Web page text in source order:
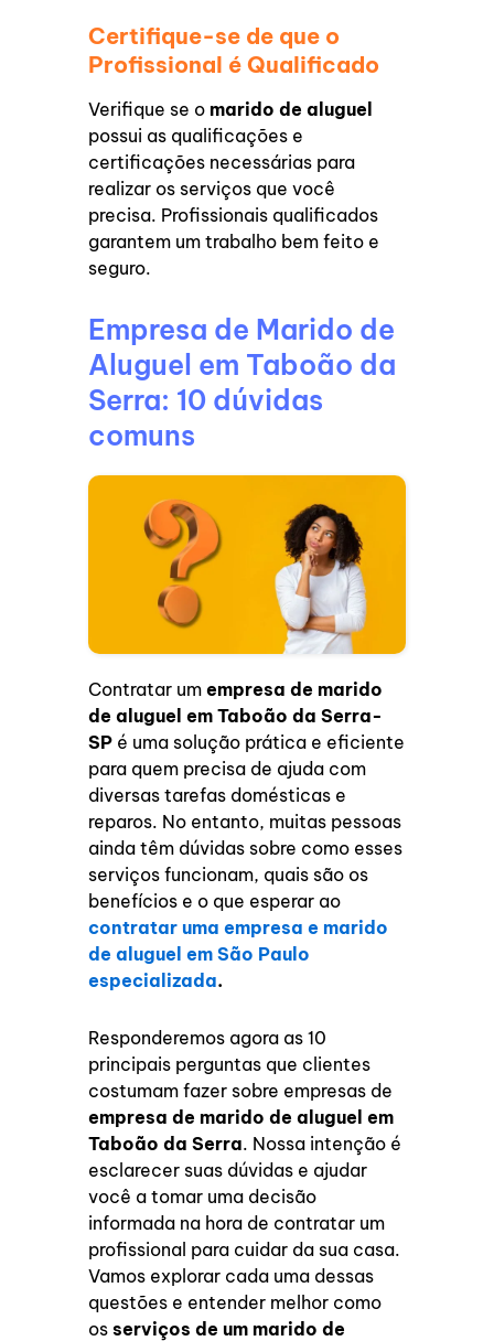
Certifique-se de que o
Profissional é Qualificado
Verifique se o marido de aluguel
possui as qualificações e
certificações necessárias para
realizar os serviços que você
precisa. Profissionais qualificados
garantem um trabalho bem feito e
seguro.
Empresa de Marido de
Aluguel em Taboão da
Serra: 10 dúvidas
comuns
Contratar umempresa de marido
de aluguel em Taboão da Serra-
SP é uma solução prática e eficiente
para quem precisa de ajuda com
diversas tarefas domésticas e
reparos. No entanto, muitas pessoas
ainda têm dúvidas sobre como esses
serviços funcionam, quais são os
benefícios e o que esperar ao
contratar uma empresa e marido
de aluguel em São Paulo
especializada.
Responderemos agora as 10
principais perguntas que clientes
costumam fazer sobre empresas de
empresa de marido de aluguel em
Taboão da Serra. Nossa intenção é
esclarecer suas dúvidas e ajudar
você a tomar uma decisão
informada na hora de contratar um
profissional para cuidar da sua casa.
Vamos explorar cada uma dessas
questões e entender melhor como
osserviços de um marido de